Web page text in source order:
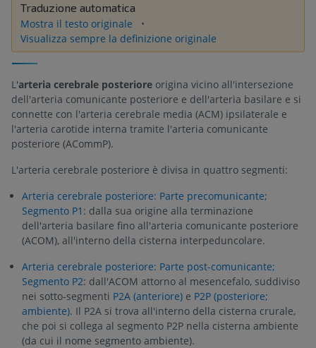
Traduzione automatica
Mostra il testo originale
Visualizza sempre la definizione originale
L'arteria cerebrale posteriore origina vicino all'intersezione
dell'arteria comunicante posteriore e dell'arteria basilare e si
connette con l'arteria cerebrale media (ACM) ipsilaterale e
l'arteria carotide interna tramite l'arteria comunicante
posteriore (ACommP).
L'arteria cerebrale posteriore è divisa in quattro segmenti:
Arteria cerebrale posteriore: Parte precomunicante;
Segmento P1 : dalla sua origine alla terminazione
dell'arteria basilare fino all'arteria comunicante posteriore
(ACOM), all'interno della cisterna interpeduncolare.
Arteria cerebrale posteriore: Parte post-comunicante;
Segmento P2: dall'ACOM attorno al mesencefalo, suddiviso
nei sotto-segmenti P2A (anteriore) e P2P (posteriore;
ambiente). Il P2A si trova all'interno della cisterna crurale,
che poi si collega al segmento P2P nella cisterna ambiente
(da cui il nome segmento ambiente).